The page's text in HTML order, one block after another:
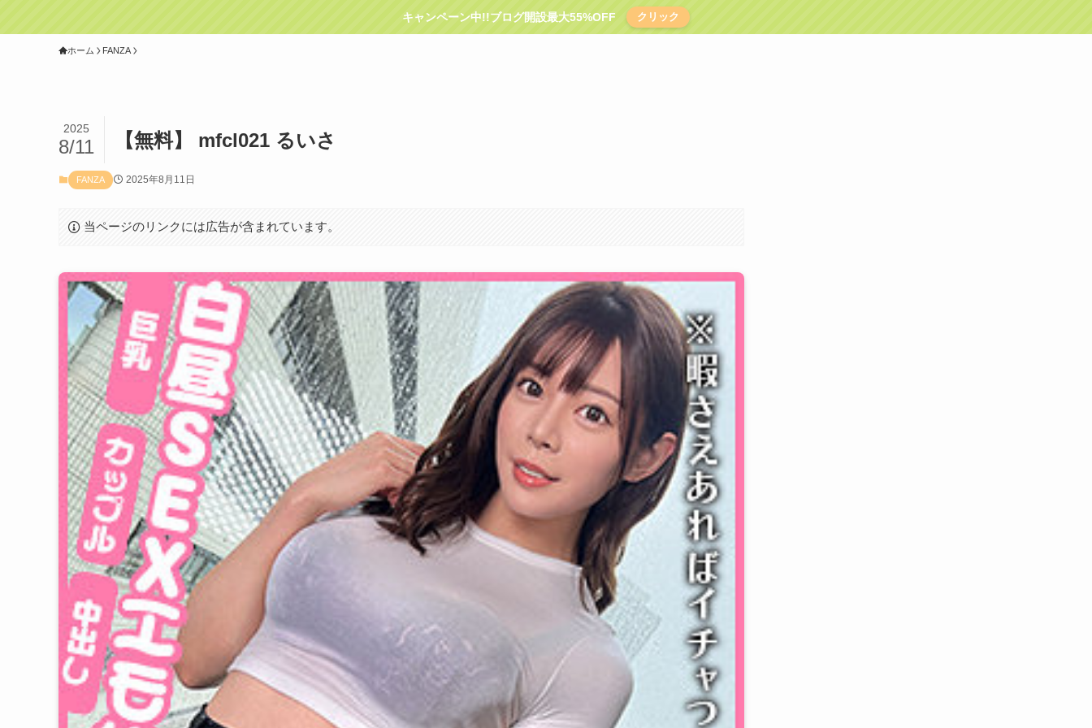
キャンペーン中!!ブログ開設最大55%OFF クリック
ホーム FANZA
【無料】 mfcl021 るいさ
2025
8/11
FANZA 2025年8月11日
当ページのリンクには広告が含まれています。